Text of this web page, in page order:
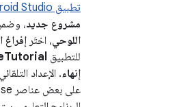
تطبيق Android Studio
مشروع جديد،
اللوحي، اختَر إفراغ
للتطبيق
إنهاء. الإعداد